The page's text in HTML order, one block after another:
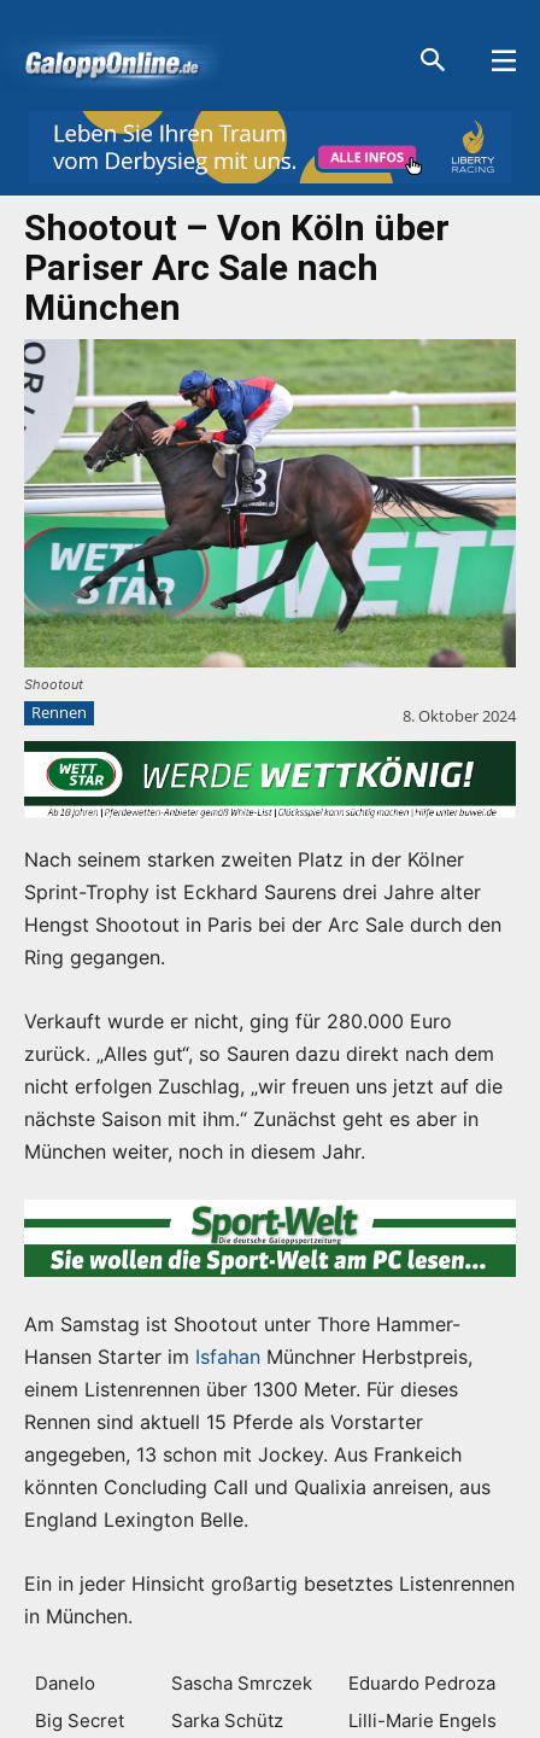
Shootout – Von Köln über
Pariser Arc Sale nach
München
Shootout
Rennen 8. Oktober 2024
Nach seinem starken zweiten Platz in der Kölner
Sprint-Trophy ist Eckhard Saurens drei Jahre alter
Hengst Shootout in Paris bei der Arc Sale durch den
Ring gegangen.
Verkauft wurde er nicht, ging für 280.000 Euro
zurück. „Alles gut“, so Sauren dazu direkt nach dem
nicht erfolgen Zuschlag, „wir freuen uns jetzt auf die
nächste Saison mit ihm.“ Zunächst geht es aber in
München weiter, noch in diesem Jahr.
Am Samstag ist Shootout unter Thore Hammer-
Hansen Starter im Isfahan Münchner Herbstpreis,
einem Listenrennen über 1300 Meter. Für dieses
Rennen sind aktuell 15 Pferde als Vorstarter
angegeben, 13 schon mit Jockey. Aus Frankeich
könnten Concluding Call und Qualixia anreisen, aus
England Lexington Belle.
Ein in jeder Hinsicht großartig besetztes Listenrennen
in München.
Danelo Sascha Smrczek
Eduardo Pedroza
Big Secret
Sarka Schütz Lilli-Marie Engels